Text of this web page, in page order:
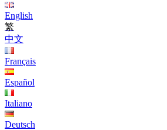
English
繁
中文
Français
Español
Italiano
Deutsch